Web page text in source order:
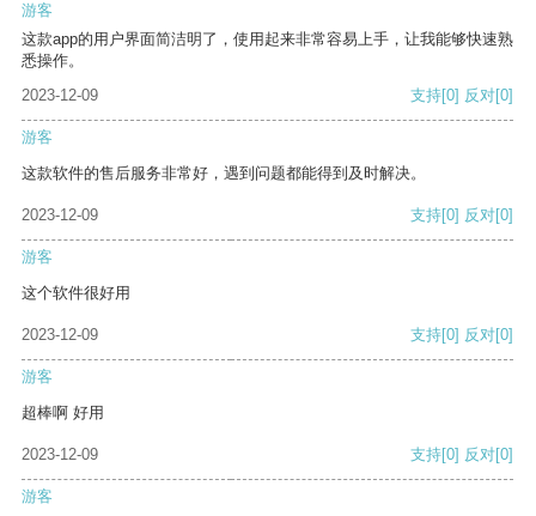
游客
这款app的用户界面简洁明了，使用起来非常容易上手，让我能够快速熟
悉操作。
2023-12-09
支持[0] 反对[0]
游客
这款软件的售后服务非常好，遇到问题都能得到及时解决。
2023-12-09 支持[0] 反对[0]
游客
这个软件很好用
2023-12-09 支持[0] 反对[0]
游客
超棒啊 好用
2023-12-09 支持[0] 反对[0]
游客